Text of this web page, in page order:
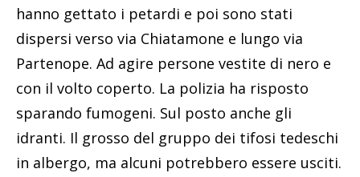
hanno gettato i petardi e poi sono stati
dispersi verso via Chiatamone e lungo via
Partenope. Ad agire persone vestite di nero e
con il volto coperto. La polizia ha risposto
sparando fumogeni. Sul posto anche gli
idranti. Il grosso del gruppo dei tifosi tedeschi
in albergo, ma alcuni potrebbero essere usciti.